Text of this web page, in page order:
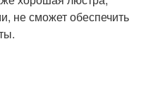
не сможет обеспечить